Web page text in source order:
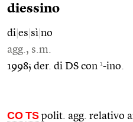
diessino
di es sì no
agg., s.m.
1998; der. di DS con 1-ino.
CO TS polit. agg. relativo